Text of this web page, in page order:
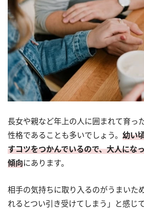
長女や親など年上の人に囲まれて育っ
性格であることも多いでしょう。 幼い
すコツをつかんでいるので、大人にな
傾向にあります。
相手の気持ちに取り入るのがうまいた
れるとつい引き受けてしまう」と感じ